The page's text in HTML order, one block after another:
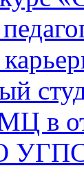
в